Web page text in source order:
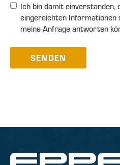
Ich bin damit einverstanden,
eingereichten
meine Anfrage antworten
SENDEN